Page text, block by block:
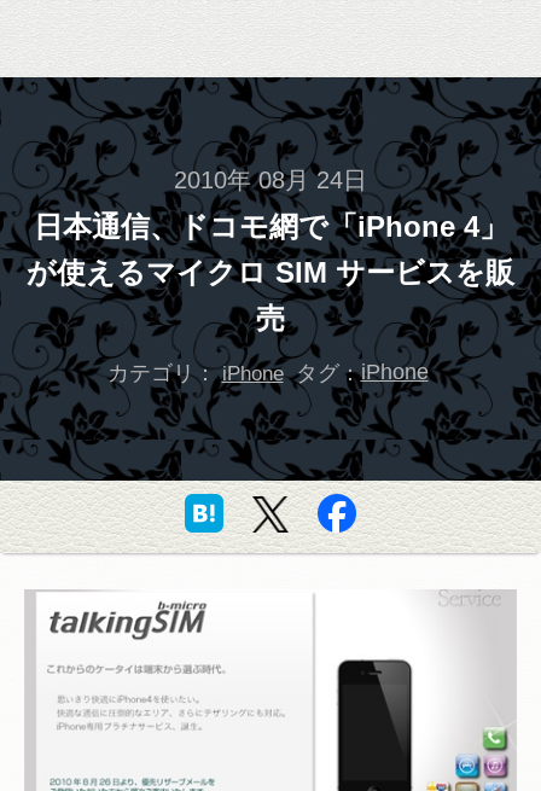
2010年 08月 24日
日本通信、ドコモ網で「iPhone 4」
が使えるマイクロ SIM サービスを販
売
カテゴリ： iPhone タグ：iPhone